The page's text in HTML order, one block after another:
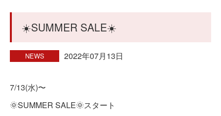
☀️SUMMER SALE☀️
NEWS 2022年07月13日
7/13(水)〜
🌞SUMMER SALE🌞スタート